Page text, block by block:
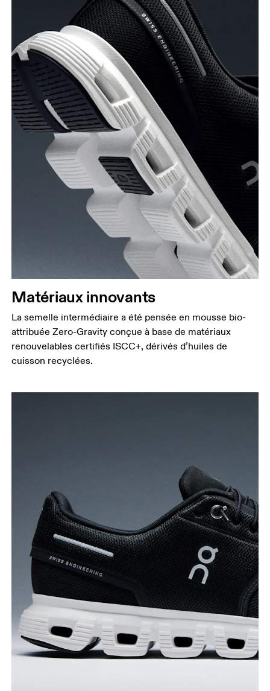
Matériaux innovants
La semelle intermédiaire a été pensée en mousse bio-
attribuée Zero-Gravity conçue à base de matériaux
renouvelables certifiés ISCC+, dérivés d’huiles de
cuisson recyclées.